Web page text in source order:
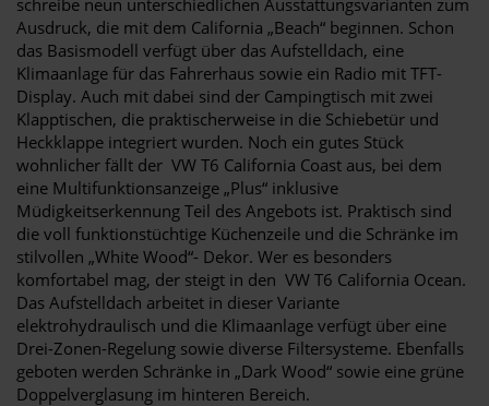
Ausdruck, die mit dem California „Beach“ beginnen. Schon
das Basismodell verfügt über das Aufstelldach, eine
Klimaanlage für das Fahrerhaus sowie ein Radio mit TFT-
Display. Auch mit dabei sind der Campingtisch mit zwei
Klapptischen, die praktischerweise in die Schiebetür und
Heckklappe integriert wurden. Noch ein gutes Stück
wohnlicher fällt der VW T6 California Coast aus, bei dem
eine Multifunktionsanzeige „Plus“ inklusive
Müdigkeitserkennung Teil des Angebots ist. Praktisch sind
die voll funktionstüchtige Küchenzeile und die Schränke im
stilvollen „White Wood“- Dekor. Wer es besonders
komfortabel mag, der steigt in den VW T6 California Ocean.
Das Aufstelldach arbeitet in dieser Variante
elektrohydraulisch und die Klimaanlage verfügt über eine
Drei-Zonen-Regelung sowie diverse Filtersysteme. Ebenfalls
geboten werden Schränke in „Dark Wood“ sowie eine grüne
Doppelverglasung im hinteren Bereich.